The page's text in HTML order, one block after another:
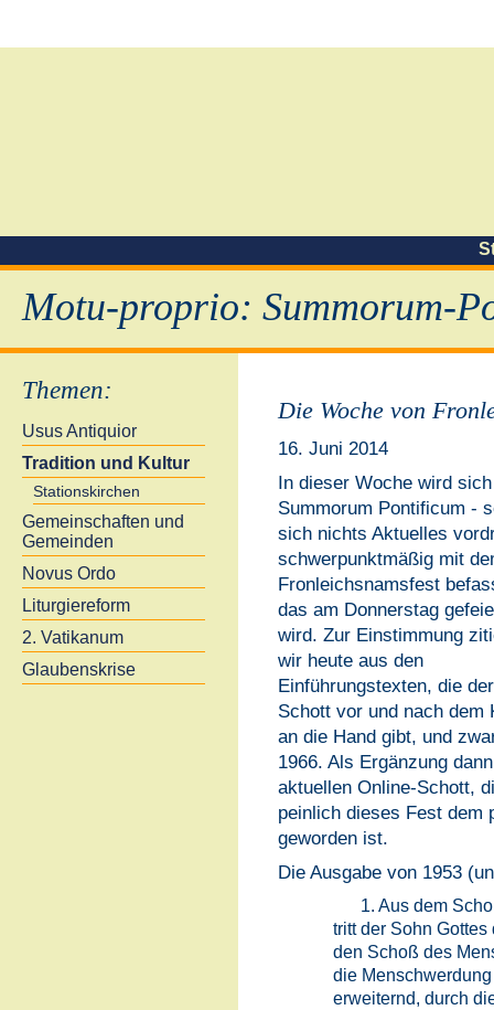
Motu-proprio: Summorum-
Themen:
Usus Antiquior
Tradition und Kultur
Stationskirchen
Gemeinschaften und
Gemeinden
Novus Ordo
Liturgiereform
2. Vatikanum
Glaubenskrise
Die Woche von
16. Juni 2014
In dieser Woche wird sich
Summorum Pontificum -
sich nichts Aktuelles
schwerpunktmäßig mit
Fronleichsnamsfest
das am Donnerstag
wird. Zur Einstimmung
wir heute aus den
Einführungstexten, die der
Schott vor und nach dem
an die Hand gibt, und
1966. Als Ergänzung
aktuellen Online-Schott,
peinlich dieses Fest dem
geworden ist.
Die Ausgabe von 1953
1. Aus dem
tritt der Sohn
den Schoß des
die
erweiternd, durch